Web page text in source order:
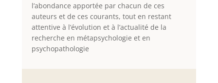
l’abondance apportée par chacun de ces
auteurs et de ces courants, tout en restant
attentive à l’évolution et à l’actualité de la
recherche en métapsychologie et en
psychopathologie